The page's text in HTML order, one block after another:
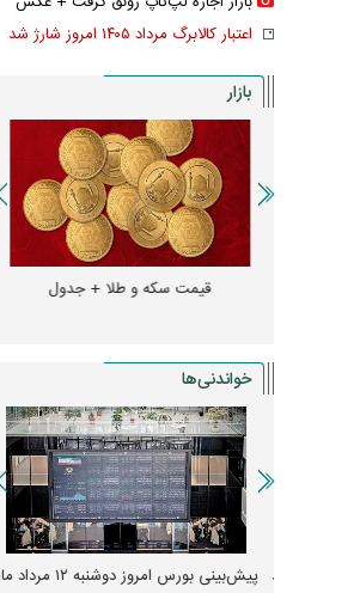
اگر ارز ترجیحی را حذف نمی‌کردیم، قطعاً قحطی
جدید صابر ابر در فضای مجازی پربازدید شد
اعتبار کالابرگ مرداد ۱۴۰۵ امروز شارژ شد
بازار
قیمت سکه و طلا + جدول
خواندنی‌ها
پیش‌بینی بورس امروز دوشنبه ۱۲ مرداد ماه